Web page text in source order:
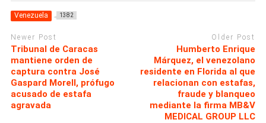
Venezuela 1382
Newer Post
Tribunal de Caracas
mantiene orden de
captura contra José
Gaspard Morell, prófugo
acusado de estafa
agravada
Older Post
Humberto Enrique
Márquez, el venezolano
residente en Florida al que
relacionan con estafas,
fraude y blanqueo
mediante la firma MB&V
MEDICAL GROUP LLC